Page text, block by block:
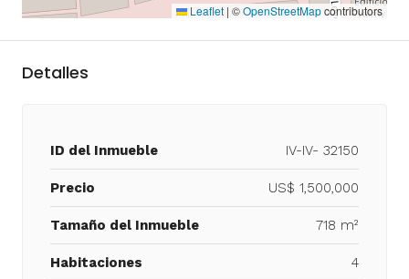
Leaflet | ©OpenStreetMapcontributors
Detalles
ID del Inmueble IV-IV- 32150
Precio US$ 1,500,000
Tamaño del Inmueble 718 m²
Habitaciones 4